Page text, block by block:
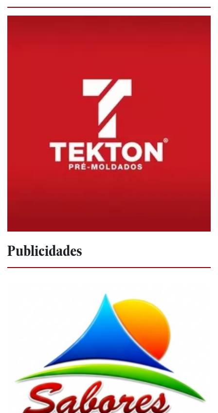
Publicidades